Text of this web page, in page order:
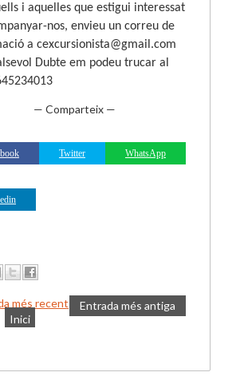
i aquelles que estigui interessat
nos, envieu un correu de
a cexcursionista@gmail.com
Dubte em podeu trucar al
— Comparteix —
Twitter WhatsApp
més recent
Entrada més antiga
Inici